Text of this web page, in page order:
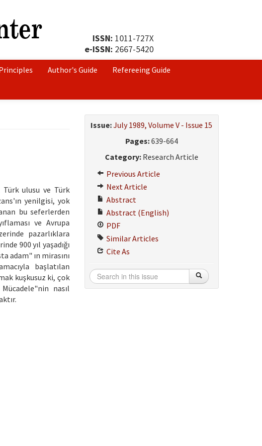
ISSN: 1011-727X
e-ISSN: 2667-5420
Author's Guide
Refereeing Guide
Türk ulusu ve Türk
yenilgisi, yok
bu seferlerden
ve Avrupa
pazarlıklara
900 yıl yaşadığı
adam" ın mirasını
başlatılan
kuşkusuz ki, çok
nasıl
Issue:July 1989, Volume V - Issue 15
Pages:639-664
Category:Research Article
Previous Article
Next Article
Abstract
Abstract (English)
PDF
Similar Articles
Cite As